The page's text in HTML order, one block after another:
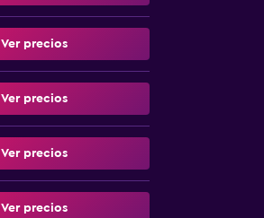
Ver precios
Ver precios
Ver precios
Ver precios